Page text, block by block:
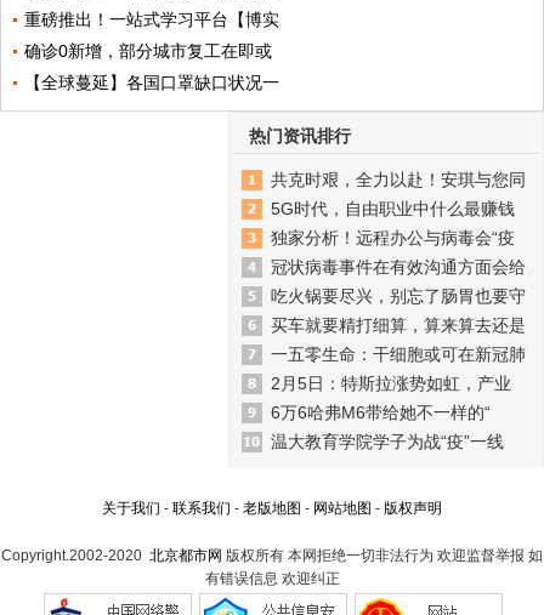
重磅推出！一站式学习平台【博实
确诊0新增，部分城市复工在即或
【全球蔓延】各国口罩缺口状况一
热门资讯排行
共克时艰，全力以赴！安琪与您同
5G时代，自由职业中什么最赚钱
独家分析！远程办公与病毒会“疫
冠状病毒事件在有效沟通方面会给
吃火锅要尽兴，别忘了肠胃也要守
买车就要精打细算，算来算去还是
一五零生命：干细胞或可在新冠肺
2月5日：特斯拉涨势如虹，产业
6万6哈弗M6带给她不一样的“
温大教育学院学子为战“疫”一线
关于我们 - 联系我们 - 老版地图 - 网站地图 - 版权声明
Copyright.2002-2020 北京都市网 版权所有 本网拒绝一切非法行为 欢迎监督举报 如
有错误信息 欢迎纠正